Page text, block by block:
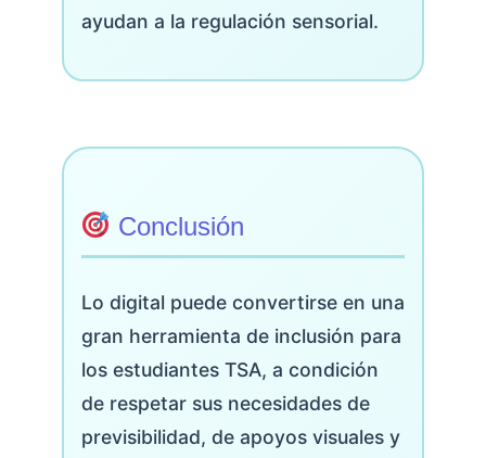
ayudan a la regulación sensorial.
Conclusión
Lo digital puede convertirse en una
gran herramienta de inclusión para
los estudiantes TSA, a condición
de respetar sus necesidades de
previsibilidad, de apoyos visuales y